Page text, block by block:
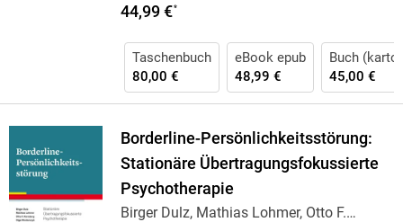
44,99 €*
Taschenbuch
80,00 €
eBook epub
48,99 €
Buch
45,00 €
Borderline-Persönlichkeitsstörung:
Stationäre Übertragungsfokussierte
Psychotherapie
Birger Dulz, Mathias Lohmer, Otto F.